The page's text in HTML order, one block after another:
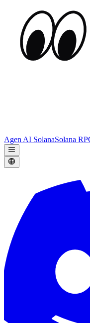
Agen AI SolanaSolana